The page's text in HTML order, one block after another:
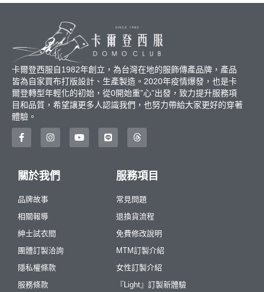
卡爾登西服自1982年創立，為台灣在地的服飾傳產品牌，產品
皆為自家買布打版設計、生產製造。2020年疫情爆發，也是卡
爾登轉型年輕化的初始，從0開始重”心”出發，致力提升服務項
目和品質，希望讓更多人認識我們，也努力帶給大家更好的穿著
體驗。
關於我們
品牌故事
相關報導
紳士試衣間
團體訂製洽詢
隱私權條款
服務條款
服務項目
常見問題
退換貨流程
免費修改說明
MTM訂製介紹
女性訂製介紹
『Light』訂製新體驗